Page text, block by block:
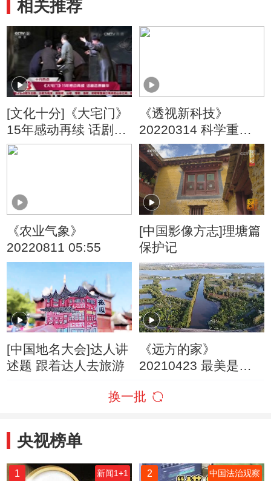
相关推荐
[文化十分]《大宅门》
15年感动再续 话剧还
原精华
《透视新科技》
20220314 科学重器
（3）“拉索”
《农业气象》
20220811 05:55
[中国影像方志]理塘篇
保护记
[中国地名大会]达人讲
述题 跟着达人去旅游
《远方的家》
20210423 最美是家
宜居四川
换一批
央视榜单
1 新闻1+1 2 中国法治观察